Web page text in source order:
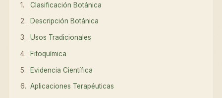
Clasificación Botánica
Descripción Botánica
Usos Tradicionales
Fitoquímica
Evidencia Científica
Aplicaciones Terapéuticas